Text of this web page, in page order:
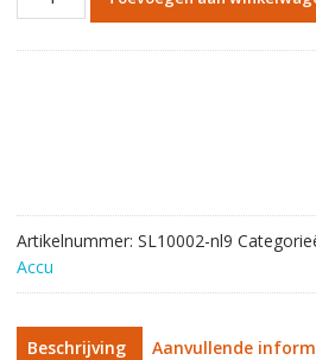
batterij
Artikelnummer: SL10002-nl9
Accu
Beschrijving
Aanvullende